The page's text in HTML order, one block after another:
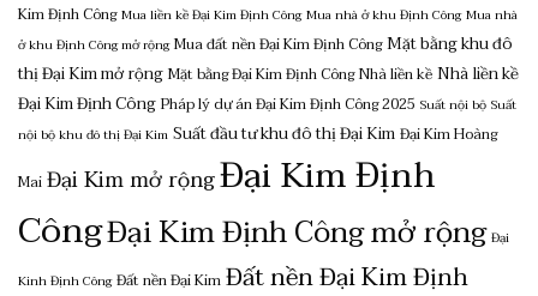
Kim Định Công Mua liền kề Đại Kim Định Công Mua nhà ở khu Định Công Mua nhà
ở khu Định Công mở rộng Mua đất nền Đại Kim Định CôngMặt bằng khu đô
thị Đại Kim mở rộngMặt bằng Đại Kim Định CôngNhà liền kềNhà liền kề
Đại Kim Định CôngPháp lý dự án Đại Kim Định Công 2025 Suất nội bộ Suất
nội bộ khu đô thị Đại Kim Suất đầu tư khu đô thị Đại KimĐại Kim Hoàng
MaiĐại Kim mở rộngĐại Kim Định
CôngĐại Kim Định Công mở rộng Đại
Kinh Định Công Đất nền Đại KimĐất nền Đại Kim Định